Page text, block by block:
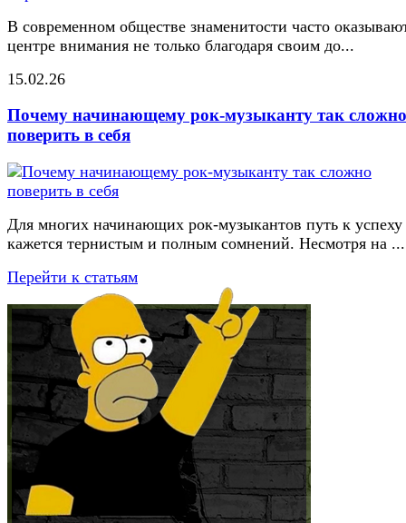
В современном обществе знаменитости часто
центре внимания не только благодаря своим до...
15.02.26
Почему начинающему рок-музыканту так сложно
поверить в себя
Для многих начинающих рок-музыкантов путь к успеху
кажется тернистым и полным сомнений. Несмотря на ...
Перейти к статьям